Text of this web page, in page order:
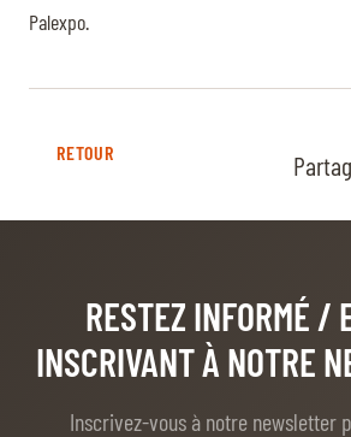
Palexpo.
RETOUR
RESTEZ INFORMÉ /
INSCRIVANT À NOTRE
Inscrivez-vous à notre newsletter